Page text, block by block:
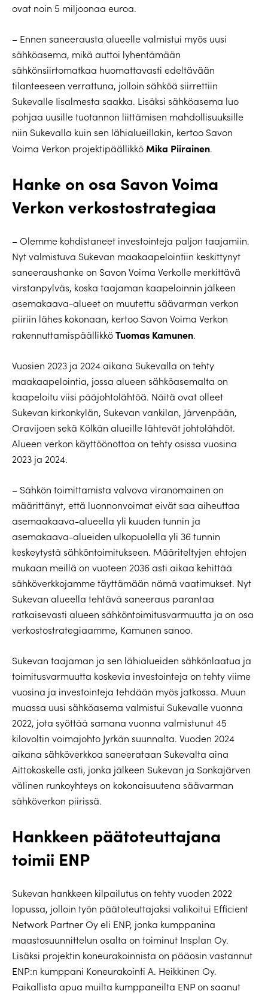
ovat noin 5 miljoonaa euroa.
– Ennen saneerausta alueelle valmistui myös uusi
sähköasema, mikä auttoi lyhentämään
sähkönsiirtomatkaa huomattavasti edeltävään
tilanteeseen verrattuna, jolloin sähköä siirrettiin
Sukevalle Iisalmesta saakka. Lisäksi sähköasema luo
pohjaa uusille tuotannon liittämisen mahdollisuuksille
niin Sukevalla kuin sen lähialueillakin, kertoo Savon
Voima Verkon projektipäällikkö Mika Piirainen.
Hanke on osa Savon Voima
Verkon verkostostrategiaa
– Olemme kohdistaneet investointeja paljon taajamiin.
Nyt valmistuva Sukevan maakaapelointiin keskittynyt
saneeraushanke on Savon Voima Verkolle merkittävä
virstanpylväs, koska taajaman kaapeloinnin jälkeen
asemakaava-alueet on muutettu säävarman verkon
piiriin lähes kokonaan, kertoo Savon Voima Verkon
rakennuttamispäällikköTuomas Kamunen.
Vuosien 2023 ja 2024 aikana Sukevalla on tehty
maakaapelointia, jossa alueen sähköasemalta on
kaapeloitu viisi pääjohtolähtöä. Näitä ovat olleet
Sukevan kirkonkylän, Sukevan vankilan, Järvenpään,
Oravijoen sekä Kölkän alueille lähtevät johtolähdöt.
Alueen verkon käyttöönottoa on tehty osissa vuosina
2023 ja 2024.
– Sähkön toimittamista valvova viranomainen on
määrittänyt, että luonnonvoimat eivät saa aiheuttaa
asemaakaava-alueella yli kuuden tunnin ja
asemakaava-alueiden ulkopuolella yli 36 tunnin
keskeytystä sähköntoimitukseen. Määriteltyjen ehtojen
mukaan meillä on vuoteen 2036 asti aikaa kehittää
sähköverkkojamme täyttämään nämä vaatimukset. Nyt
Sukevan alueella tehtävä saneeraus parantaa
ratkaisevasti alueen sähköntoimitusvarmuutta ja on osa
verkostostrategiaamme, Kamunen sanoo.
Sukevan taajaman ja sen lähialueiden sähkönlaatua ja
toimitusvarmuutta koskevia investointeja on tehty viime
vuosina ja investointeja tehdään myös jatkossa. Muun
muassa uusi sähköasema valmistui Sukevalle vuonna
2022, jota syöttää samana vuonna valmistunut 45
kilovoltin voimajohto Jyrkän suunnalta. Vuoden 2024
aikana sähköverkkoa saneerataan Sukevalta aina
Aittokoskelle asti, jonka jälkeen Sukevan ja Sonkajärven
välinen runkoyhteys on kokonaisuutena säävarman
sähköverkon piirissä.
Hankkeen päätoteuttajana
toimii ENP
Sukevan hankkeen kilpailutus on tehty vuoden 2022
lopussa, jolloin työn päätoteuttajaksi valikoitui Efficient
Network Partner Oy eli ENP, jonka kumppanina
maastosuunnittelun osalta on toiminut Insplan Oy.
Lisäksi projektin koneurakoinnista on pääosin vastannut
ENP:n kumppani Koneurakointi A. Heikkinen Oy.
Paikallista apua muilta kumppaneilta ENP on saanut